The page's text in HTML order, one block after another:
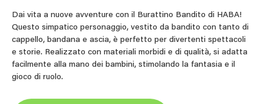
Dai vita a nuove avventure con il Burattino Bandito di HABA!
Questo simpatico personaggio, vestito da bandito con tanto di
cappello, bandana e ascia, è perfetto per divertenti spettacoli
e storie. Realizzato con materiali morbidi e di qualità, si adatta
facilmente alla mano dei bambini, stimolando la fantasia e il
gioco di ruolo.